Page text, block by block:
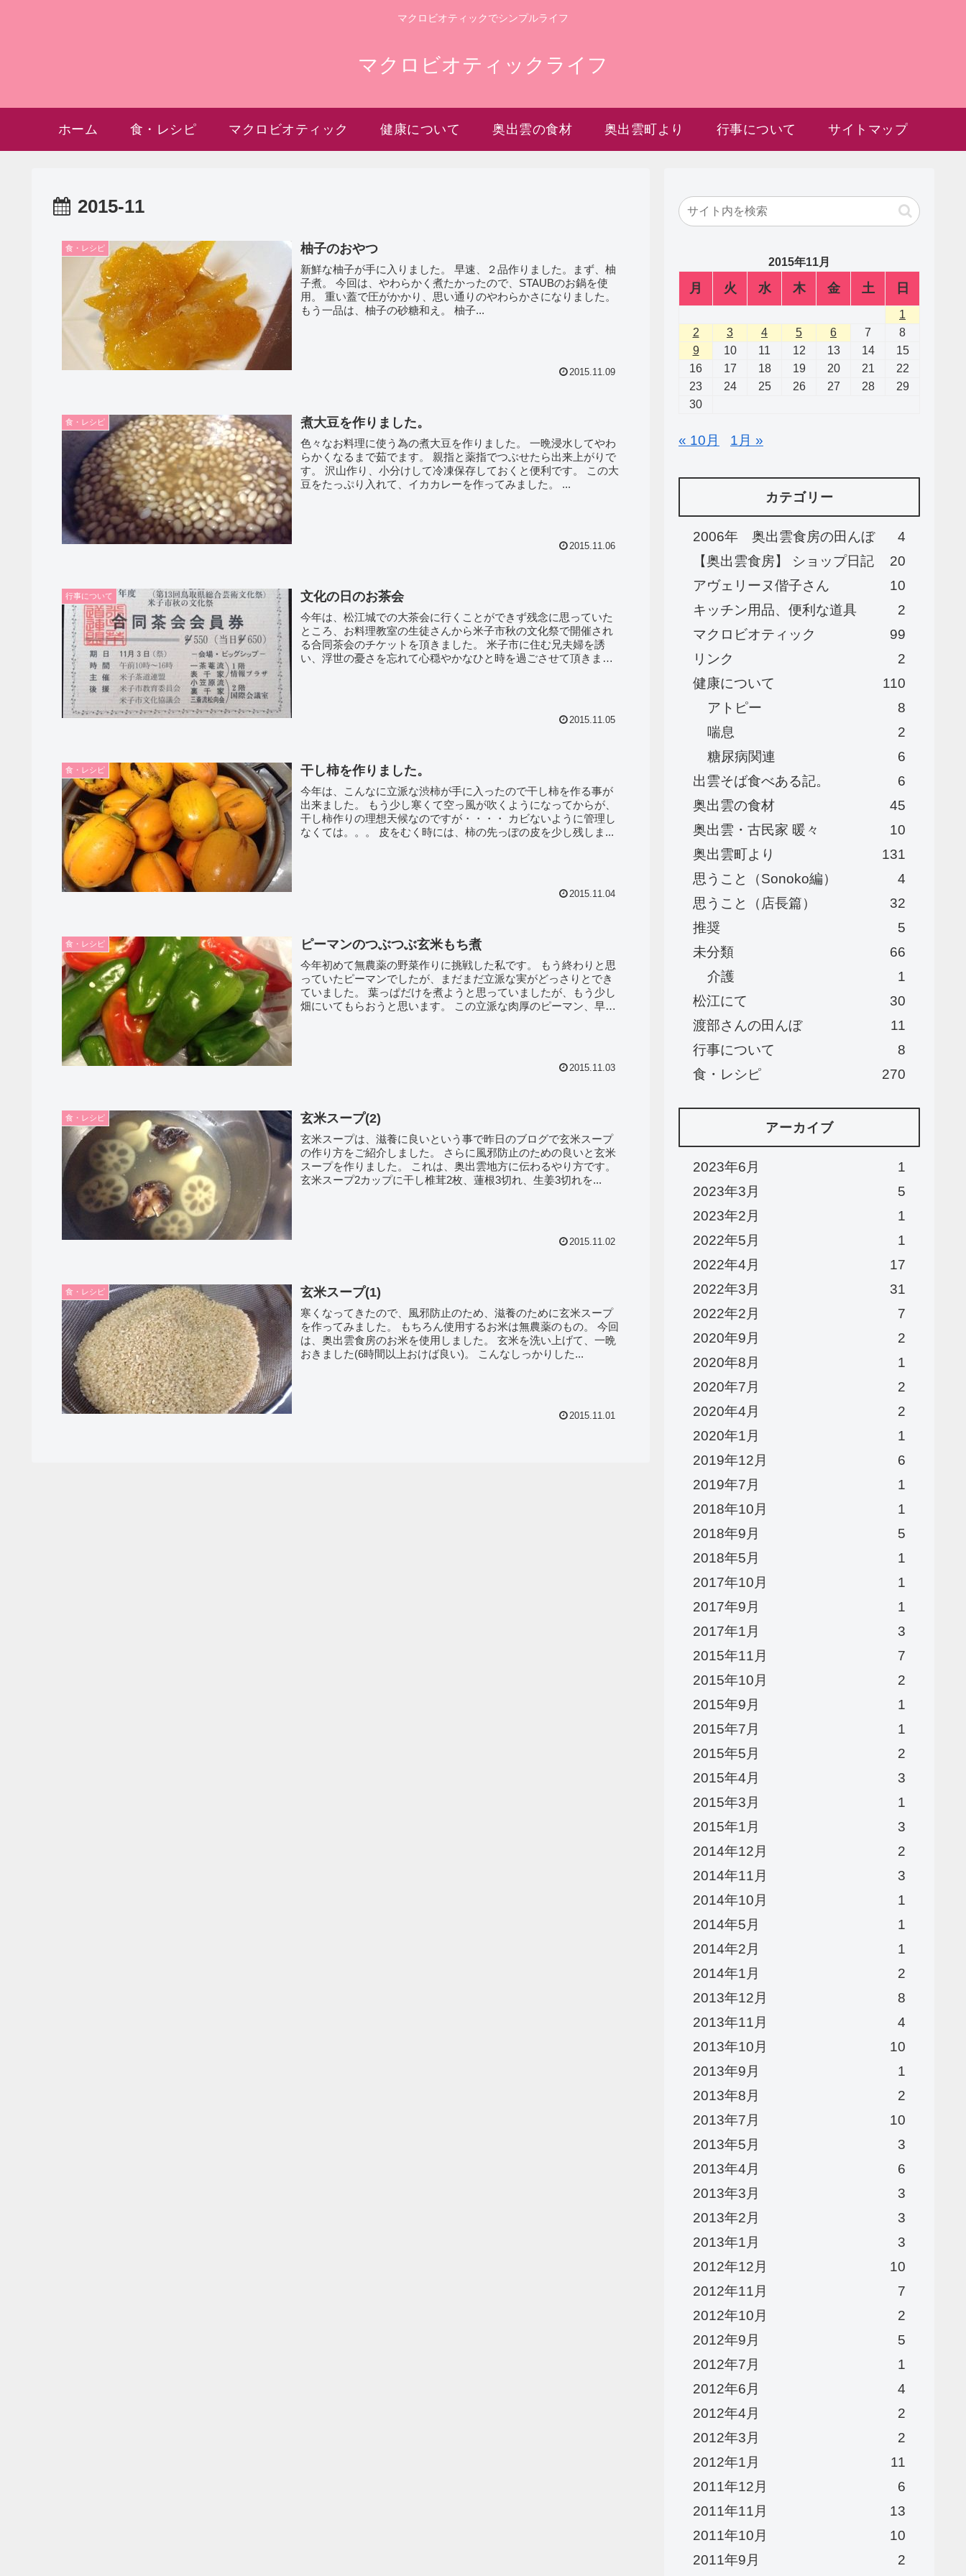
マクロビオティックでシンプルライフ
マクロビオティックライフ
ホーム 食・レシピ マクロビオティック 健康について 奥出雲の食材 奥出雲町より 行事について サイトマップ
2015-11
食・レシピ 柚子のおやつ
新鮮な柚子が手に入りました。 早速、２品作りました。まず、柚
子煮。 今回は、やわらかく煮たかったので、STAUBのお鍋を使
用。 重い蓋で圧がかかり、思い通りのやわらかさになりました。
もう一品は、柚子の砂糖和え。 柚子...
2015.11.09
食・レシピ 煮大豆を作りました。
色々なお料理に使う為の煮大豆を作りました。 一晩浸水してやわ
らかくなるまで茹でます。 親指と薬指でつぶせたら出来上がりで
す。 沢山作り、小分けして冷凍保存しておくと便利です。 この大
豆をたっぷり入れて、イカカレーを作ってみました。 ...
2015.11.06
行事について 文化の日のお茶会
今年は、松江城での大茶会に行くことができず残念に思っていた
ところ、お料理教室の生徒さんから米子市秋の文化祭で開催され
る合同茶会のチケットを頂きました。 米子市に住む兄夫婦を誘
い、浮世の憂さを忘れて心穏やかなひと時を過ごさせて頂きまし
2015.11.05
食・レシピ 干し柿を作りました。
今年は、こんなに立派な渋柿が手に入ったので干し柿を作る事が
出来ました。 もう少し寒くて空っ風が吹くようになってからが、
干し柿作りの理想天候なのですが・・・・ カビないように管理し
なくては。。。 皮をむく時には、柿の先っぽの皮を少し残しま...
2015.11.04
食・レシピ ピーマンのつぶつぶ玄米もち煮
今年初めて無農薬の野菜作りに挑戦した私です。 もう終わりと思
っていたピーマンでしたが、まだまだ立派な実がどっさりとでき
ていました。 葉っぱだけを煮ようと思っていましたが、もう少し
畑にいてもらおうと思います。 この立派な肉厚のピーマン、早
2015.11.03
食・レシピ 玄米スープ(2)
玄米スープは、滋養に良いという事で昨日のブログで玄米スープ
の作り方をご紹介しました。 さらに風邪防止のための良いと玄米
スープを作りました。 これは、奥出雲地方に伝わるやり方です。
玄米スープ2カップに干し椎茸2枚、蓮根3切れ、生姜3切れを...
2015.11.02
食・レシピ 玄米スープ(1)
寒くなってきたので、風邪防止のため、滋養のために玄米スープ
を作ってみました。 もちろん使用するお米は無農薬のもの。 今回
は、奥出雲食房のお米を使用しました。 玄米を洗い上げて、一晩
おきました(6時間以上おけば良い)。 こんなしっかりした...
2015.11.01
2015年11月
月 火 水 木 金 土 日
1
2
3 4 5 6 7
8
9
10 11 12 13 14
15
16
17 18 19 20 21
22
23
24 25 26 27 28
29
30
« 10月 1月 »
カテゴリー
2006年 奥出雲食房の田んぼ
4
【奥出雲食房】 ショップ日記
20
アヴェリーヌ偕子さん
10
キッチン用品、便利な道具
2
マクロビオティック
99
リンク
2
健康について
110
アトピー
8
喘息
2
糖尿病関連
6
出雲そば食べある記。
6
奥出雲の食材
45
奥出雲・古民家 暖々
10
奥出雲町より
131
思うこと（Sonoko編）
4
思うこと（店長篇）
32
推奨
5
未分類
66
介護
1
松江にて
30
渡部さんの田んぼ
11
行事について
8
食・レシピ
270
アーカイブ
2023年6月
1
2023年3月
5
2023年2月
1
2022年5月
1
2022年4月
17
2022年3月
31
2022年2月
7
2020年9月
2
2020年8月
1
2020年7月
2
2020年4月
2
2020年1月
1
2019年12月
6
2019年7月
1
2018年10月
1
2018年9月
5
2018年5月
1
2017年10月
1
2017年9月
1
2017年1月
3
2015年11月
7
2015年10月
2
2015年9月
1
2015年7月
1
2015年5月
2
2015年4月
3
2015年3月
1
2015年1月
3
2014年12月
2
2014年11月
3
2014年10月
1
2014年5月
1
2014年2月
1
2014年1月
2
2013年12月
8
2013年11月
4
2013年10月
10
2013年9月
1
2013年8月
2
2013年7月
10
2013年5月
3
2013年4月
6
2013年3月
3
2013年2月
3
2013年1月
3
2012年12月
10
2012年11月
7
2012年10月
2
2012年9月
5
2012年7月
1
2012年6月
4
2012年4月
2
2012年3月
2
2012年1月
11
2011年12月
6
2011年11月
13
2011年10月
10
2011年9月
2